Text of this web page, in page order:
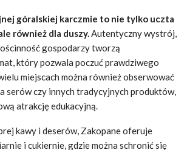
góralskiej karczmie to nie tylko uczta
również dla duszy.Autentyczny wystrój,
gospodarzy tworzą
który pozwala poczuć prawdziwego
miejscach można również obserwować
serów czy innych tradycyjnych produktów,
atrakcję edukacyjną.
kawy i deserów, Zakopane oferuje
i cukiernie, gdzie można schronić się